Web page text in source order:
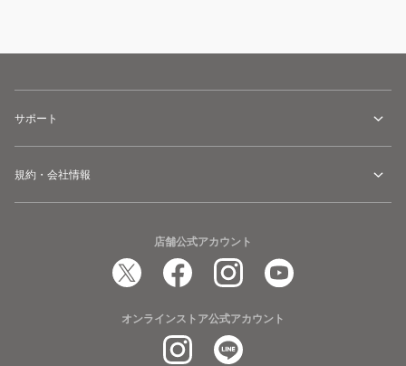
サポート
規約・会社情報
店舗公式アカウント
オンラインストア公式アカウント